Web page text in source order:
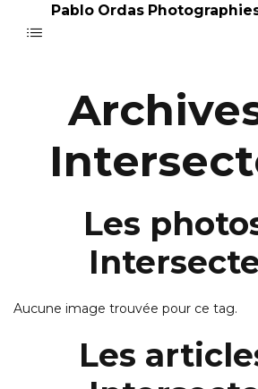
Pablo Ordas
Les
Aucune image trouvée pour ce tag.
Les